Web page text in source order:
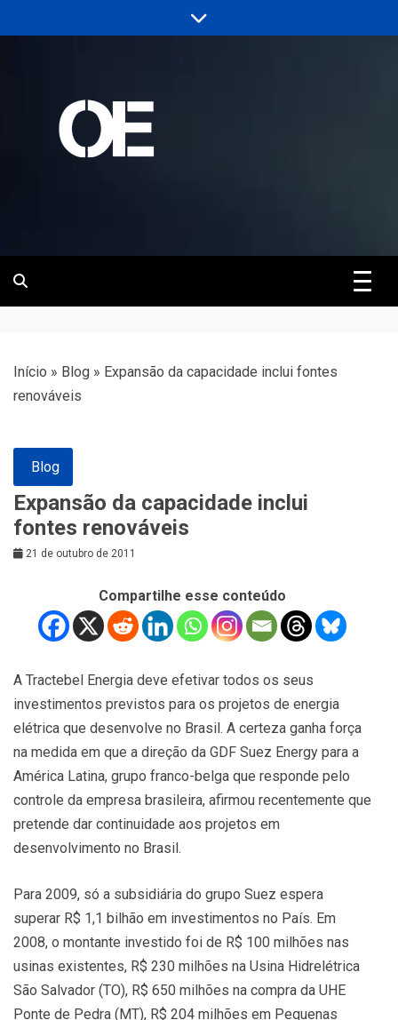
to
Revista | O
Empreiteiro
Início » Blog » Expansão da capacidade inclui fontes
renováveis
Blog
Expansão da capacidade inclui
fontes renováveis
21 de outubro de 2011
Compartilhe esse conteúdo
A Tractebel Energia deve efetivar todos os seus
investimentos previstos para os projetos de energia
elétrica que desenvolve no Brasil. A certeza ganha força
na medida em que a direção da GDF Suez Energy para a
América Latina, grupo franco-belga que responde pelo
controle da empresa brasileira, afirmou recentemente que
pretende dar continuidade aos projetos em
desenvolvimento no Brasil.
Para 2009, só a subsidiária do grupo Suez espera
superar R$ 1,1 bilhão em investimentos no País. Em
2008, o montante investido foi de R$ 100 milhões nas
usinas existentes, R$ 230 milhões na Usina Hidrelétrica
São Salvador (TO), R$ 650 milhões na compra da UHE
Ponte de Pedra (MT), R$ 204 milhões em Pequenas